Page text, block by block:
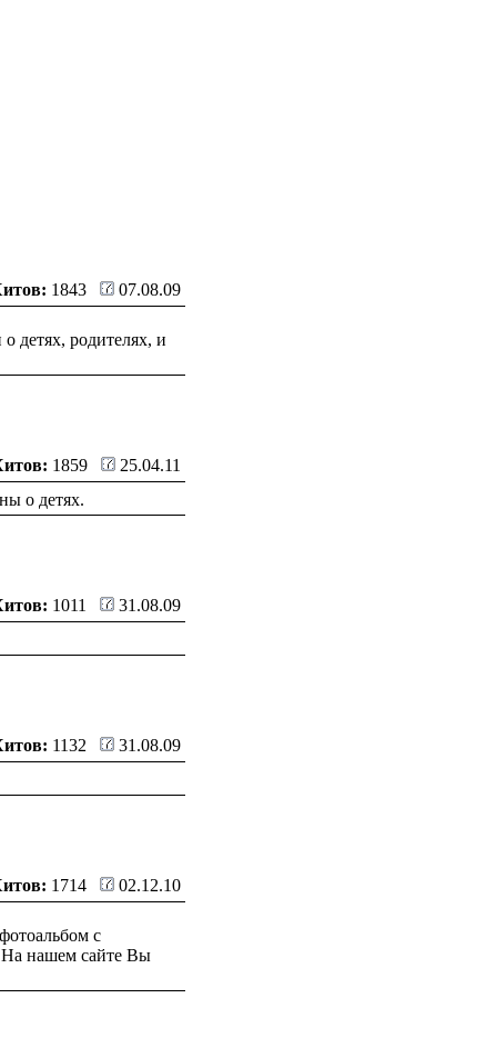
1843 07.08.09
детях, родителях, и
1859
25.04.11
о детях.
1011 31.08.09
1132 31.08.09
1714 02.12.10
с
На нашем сайте Вы